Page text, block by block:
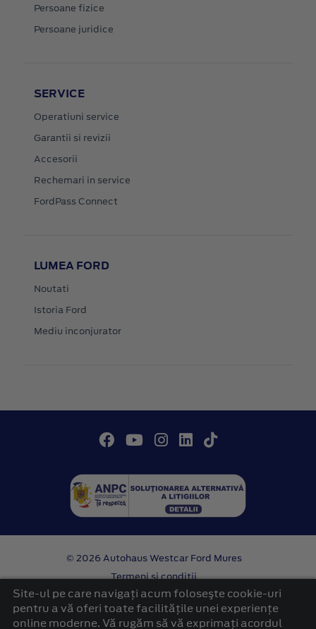
Persoane fizice
Persoane juridice
SERVICE
Operatiuni service
Garantii si revizii
Accesorii
Rechemari in service
FordPass Connect
LUMEA FORD
Noutati
Istoria Ford
Mediu inconjurator
© 2026 Autohaus Westcar Ford Mures
Termeni si conditii
Confidentialitate
Politica cookies
platformă dezvoltată de Workleto
Site-ul pe care navigați acum foloseşte cookie-uri
pentru a vă oferi toate facilitățile unei experiențe
online moderne. Vă rugăm să vă exprimați acordul